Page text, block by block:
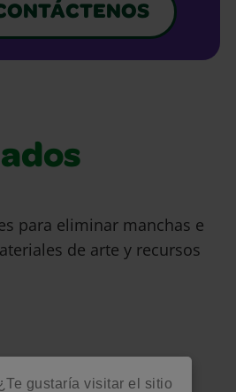
gustaría visitar el sitio
para eliminar manchas e
de arte y recursos